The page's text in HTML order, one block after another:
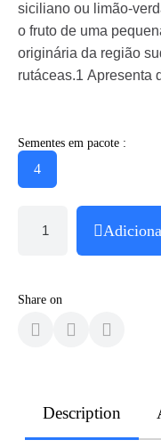
siciliano ou limão-
o fruto de uma
originária da região
rutáceas.1 Apresenta
Sementes em pacote :
4
Share on
Description